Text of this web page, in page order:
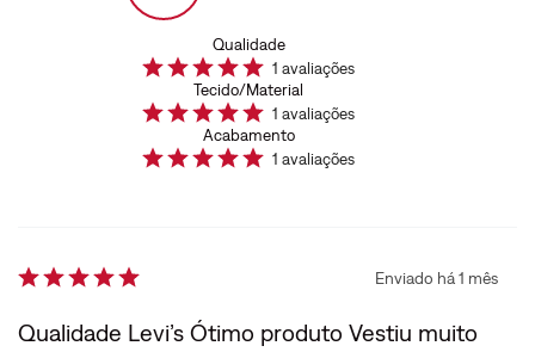
Qualidade
1 avaliações
Tecido/Material
1 avaliações
Acabamento
1 avaliações
Enviado há1 mês
Qualidade Levi’s Ótimo produto Vestiu muito